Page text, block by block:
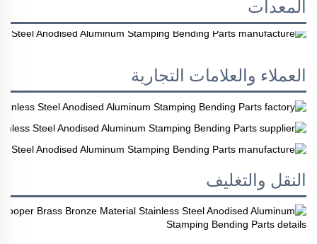
المعدات
العملاء والعلامات التجارية
النقل والتغليف